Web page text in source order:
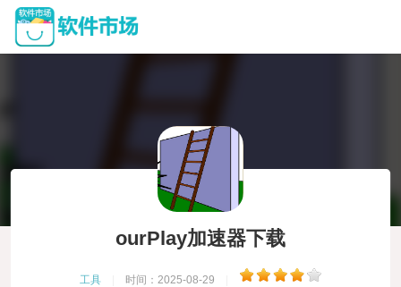
ourPlay加速器下载
工具 时间：2025-08-29